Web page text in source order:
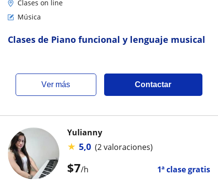
Clases on line
Música
Clases de Piano funcional y lenguaje musical
ver más Contactar
$7/h 1ª clase gratis
Yulianny
★ 5,0 (2 valoraciones)